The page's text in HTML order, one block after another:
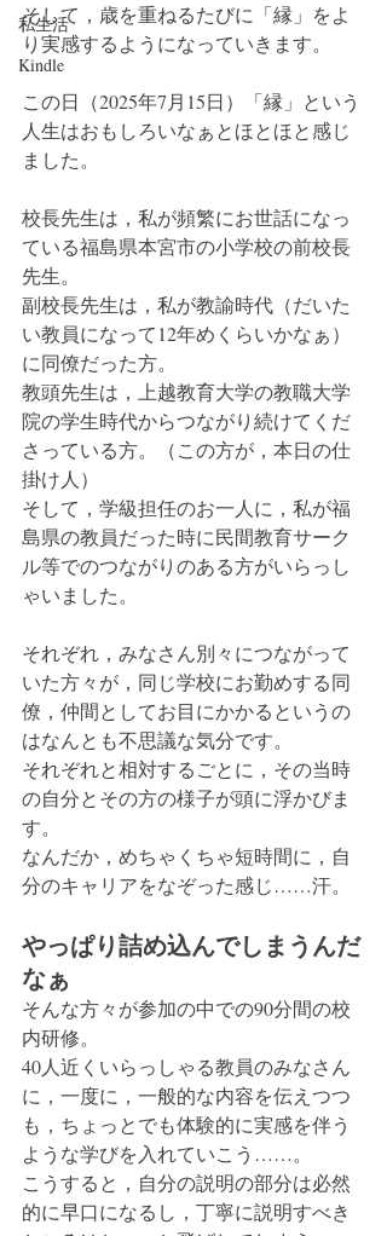
私生活
Kindle
そして，歳を重ねるたびに「縁」をよ
り実感するようになっていきます。
この日（2025年7月15日）「縁」という
人生はおもしろいなぁとほとほと感じ
ました。
校長先生は，私が頻繁にお世話になっ
ている福島県本宮市の小学校の前校長
先生。
副校長先生は，私が教諭時代（だいた
い教員になって12年めくらいかなぁ）
に同僚だった方。
教頭先生は，上越教育大学の教職大学
院の学生時代からつながり続けてくだ
さっている方。（この方が，本日の仕
掛け人）
そして，学級担任のお一人に，私が福
島県の教員だった時に民間教育サーク
ル等でのつながりのある方がいらっし
ゃいました。
それぞれ，みなさん別々につながって
いた方々が，同じ学校にお勤めする同
僚，仲間としてお目にかかるというの
はなんとも不思議な気分です。
それぞれと相対するごとに，その当時
の自分とその方の様子が頭に浮かびま
す。
なんだか，めちゃくちゃ短時間に，自
分のキャリアをなぞった感じ……汗。
やっぱり詰め込んでしまうんだ
なぁ
そんな方々が参加の中での90分間の校
内研修。
40人近くいらっしゃる教員のみなさん
に，一度に，一般的な内容を伝えつつ
も，ちょっとでも体験的に実感を伴う
ような学びを入れていこう……。
こうすると，自分の説明の部分は必然
的に早口になるし，丁寧に説明すべき